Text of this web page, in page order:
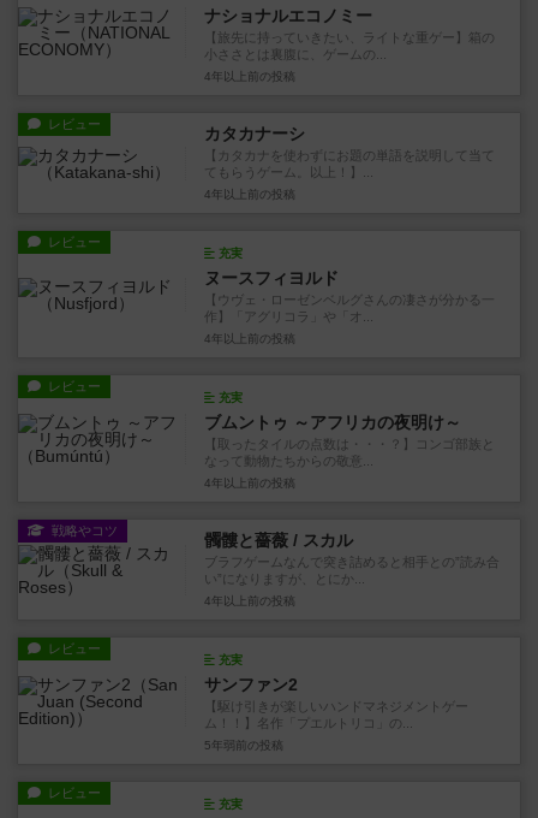
ナショナルエコノミー
【旅先に持っていきたい、ライトな重ゲー】箱の
小ささとは裏腹に、ゲームの...
4年以上前 の投稿
レビュー カタカナーシ
【カタカナを使わずにお題の単語を説明して当て
てもらうゲーム。以上！】...
4年以上前 の投稿
レビュー
充実
ヌースフィヨルド
【ウヴェ・ローゼンベルグさんの凄さが分かる一
作】「アグリコラ」や「オ...
4年以上前 の投稿
レビュー
充実
ブムントゥ ～アフリカの夜明け～
【取ったタイルの点数は・・・？】コンゴ部族と
なって動物たちからの敬意...
4年以上前 の投稿
戦略やコツ 髑髏と薔薇 / スカル
ブラフゲームなんで突き詰めると相手との”読み合
い”になりますが、とにか...
4年以上前 の投稿
レビュー
充実
サンファン2
【駆け引きが楽しいハンドマネジメントゲー
ム！！】名作「プエルトリコ」の...
5年弱前 の投稿
レビュー
充実